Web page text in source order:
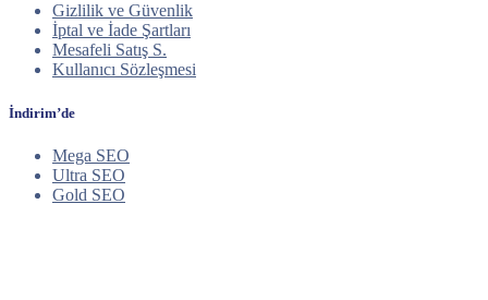
Gizlilik ve Güvenlik
İptal ve İade Şartları
Mesafeli Satış S.
Kullanıcı Sözleşmesi
İndirim’de
Mega SEO
Ultra SEO
Gold SEO